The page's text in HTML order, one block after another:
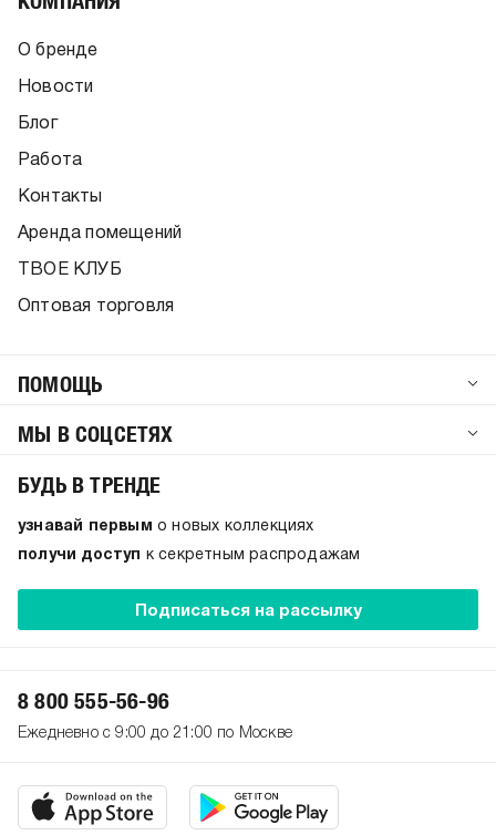
О бренде
Новости
Блог
Работа
Контакты
Аренда помещений
ТВОЕ КЛУБ
Оптовая торговля
ПОМОЩЬ
МЫ В СОЦСЕТЯХ
БУДЬ В ТРЕНДЕ
узнавай первым о новых коллекциях
получи доступ
к секретным распродажам
Подписаться на рассылку
8 800 555-56-96
Ежедневно с 9:00 до 21:00 по Москве